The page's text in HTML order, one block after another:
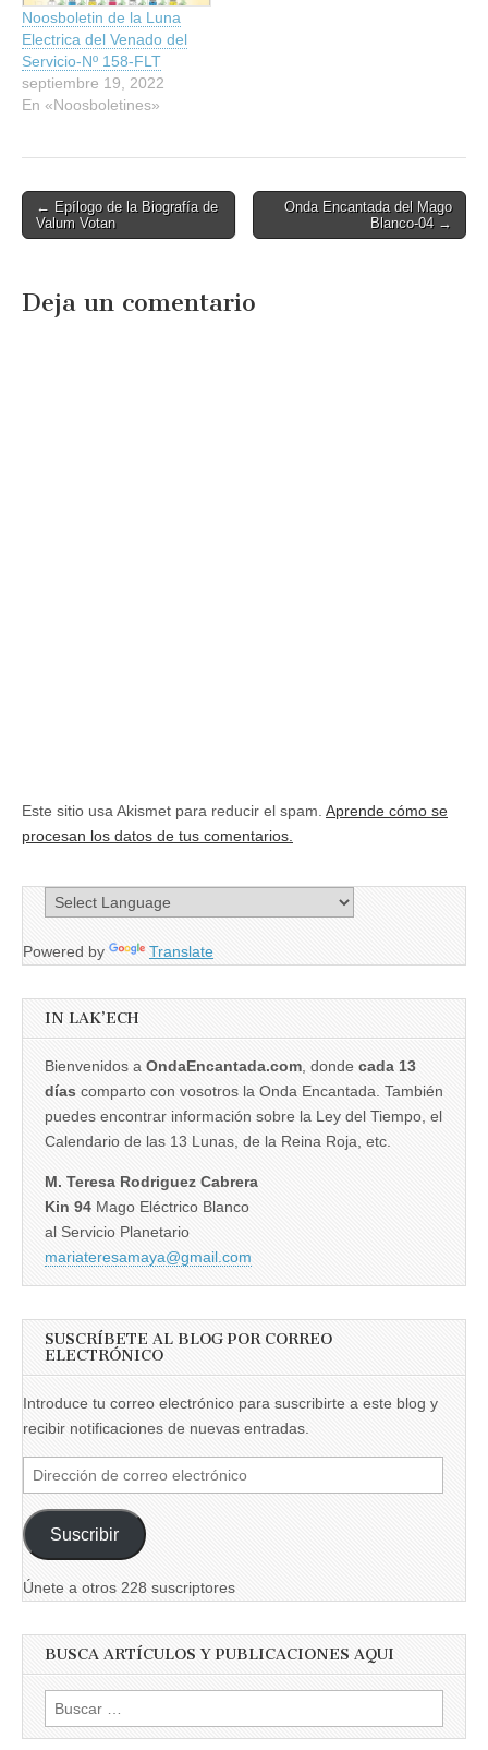
Noosboletin de la Luna
Electrica del Venado del
Servicio-Nº 158-FLT
septiembre 19, 2022
En «Noosboletines»
Post
navigation
← Epílogo de la Biografía de
Valum Votan
Onda Encantada del Mago
Blanco-04 →
Deja un comentario
Este sitio usa Akismet para reducir el spam. Aprende cómo se
procesan los datos de tus comentarios.
Powered by Translate
IN LAK’ECH
Bienvenidos a OndaEncantada.com, donde cada 13
días comparto con vosotros la Onda Encantada. También
puedes encontrar información sobre la Ley del Tiempo, el
Calendario de las 13 Lunas, de la Reina Roja, etc.
M. Teresa Rodriguez Cabrera
Kin 94 Mago Eléctrico Blanco
al Servicio Planetario
mariateresamaya@gmail.com
SUSCRÍBETE AL BLOG POR CORREO
ELECTRÓNICO
Introduce tu correo electrónico para suscribirte a este blog y
recibir notificaciones de nuevas entradas.
Dirección
de
correo
electrónico
Suscribir
Únete a otros 228 suscriptores
BUSCA ARTÍCULOS Y PUBLICACIONES AQUI
Buscar: